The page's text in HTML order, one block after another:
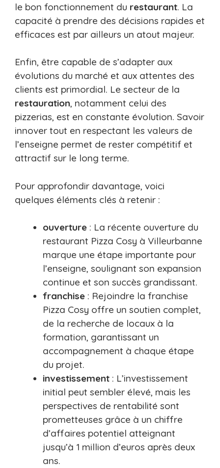
le bon fonctionnement du restaurant. La
capacité à prendre des décisions rapides et
efficaces est par ailleurs un atout majeur.
Enfin, être capable de s’adapter aux
évolutions du marché et aux attentes des
clients est primordial. Le secteur de la
restauration, notamment celui des
pizzerias, est en constante évolution. Savoir
innover tout en respectant les valeurs de
l’enseigne permet de rester compétitif et
attractif sur le long terme.
Pour approfondir davantage, voici
quelques éléments clés à retenir :
ouverture : La récente ouverture du
restaurant Pizza Cosy à Villeurbanne
marque une étape importante pour
l’enseigne, soulignant son expansion
continue et son succès grandissant.
franchise : Rejoindre la franchise
Pizza Cosy offre un soutien complet,
de la recherche de locaux à la
formation, garantissant un
accompagnement à chaque étape
du projet.
investissement : L’investissement
initial peut sembler élevé, mais les
perspectives de rentabilité sont
prometteuses grâce à un chiffre
d’affaires potentiel atteignant
jusqu’à 1 million d’euros après deux
ans.